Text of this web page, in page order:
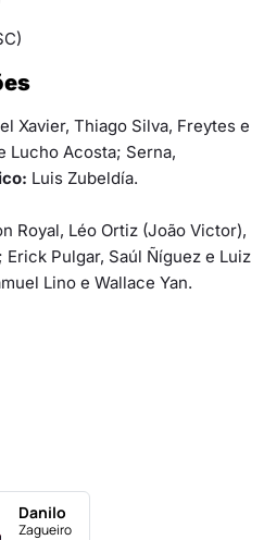
Xavier, Thiago Silva, Freytes e
Lucho Acosta; Serna,
Luis Zubeldía.
Royal, Léo Ortiz (João Victor),
Pulgar, Saúl Ñíguez e Luiz
Lino e Wallace Yan.
Danilo
Zagueiro